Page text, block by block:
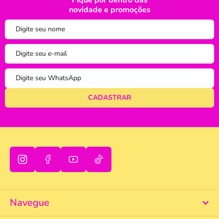
novidade e promoções
Navegue
tudo bem